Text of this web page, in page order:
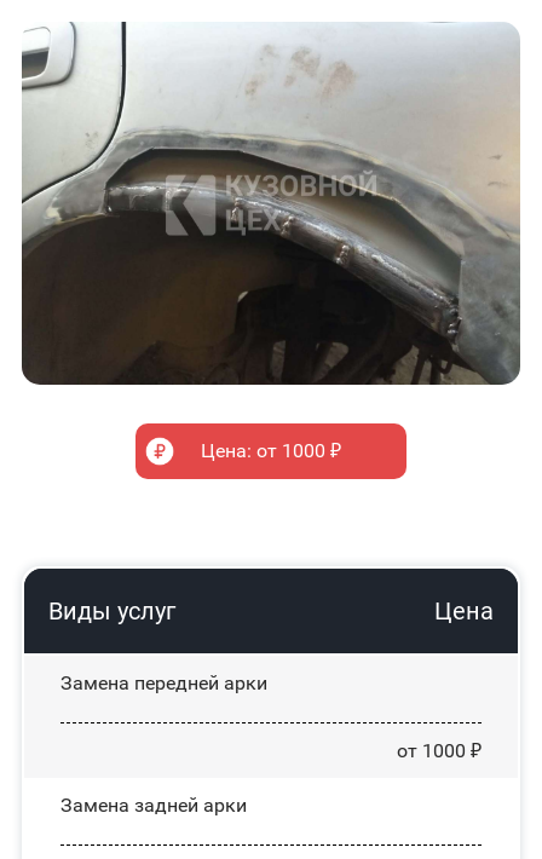
Цена: от 1000 ₽
Виды услуг Цена
Замена передней арки
от 1000 ₽
Замена задней арки